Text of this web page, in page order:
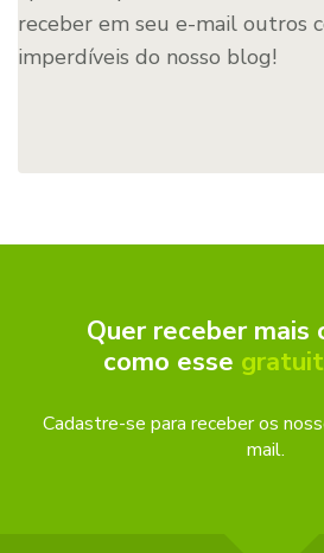
receber em seu e-mail outros
imperdíveis do nosso blog!
Quer receber mais
como esse
Cadastre-se para receber os
mail.